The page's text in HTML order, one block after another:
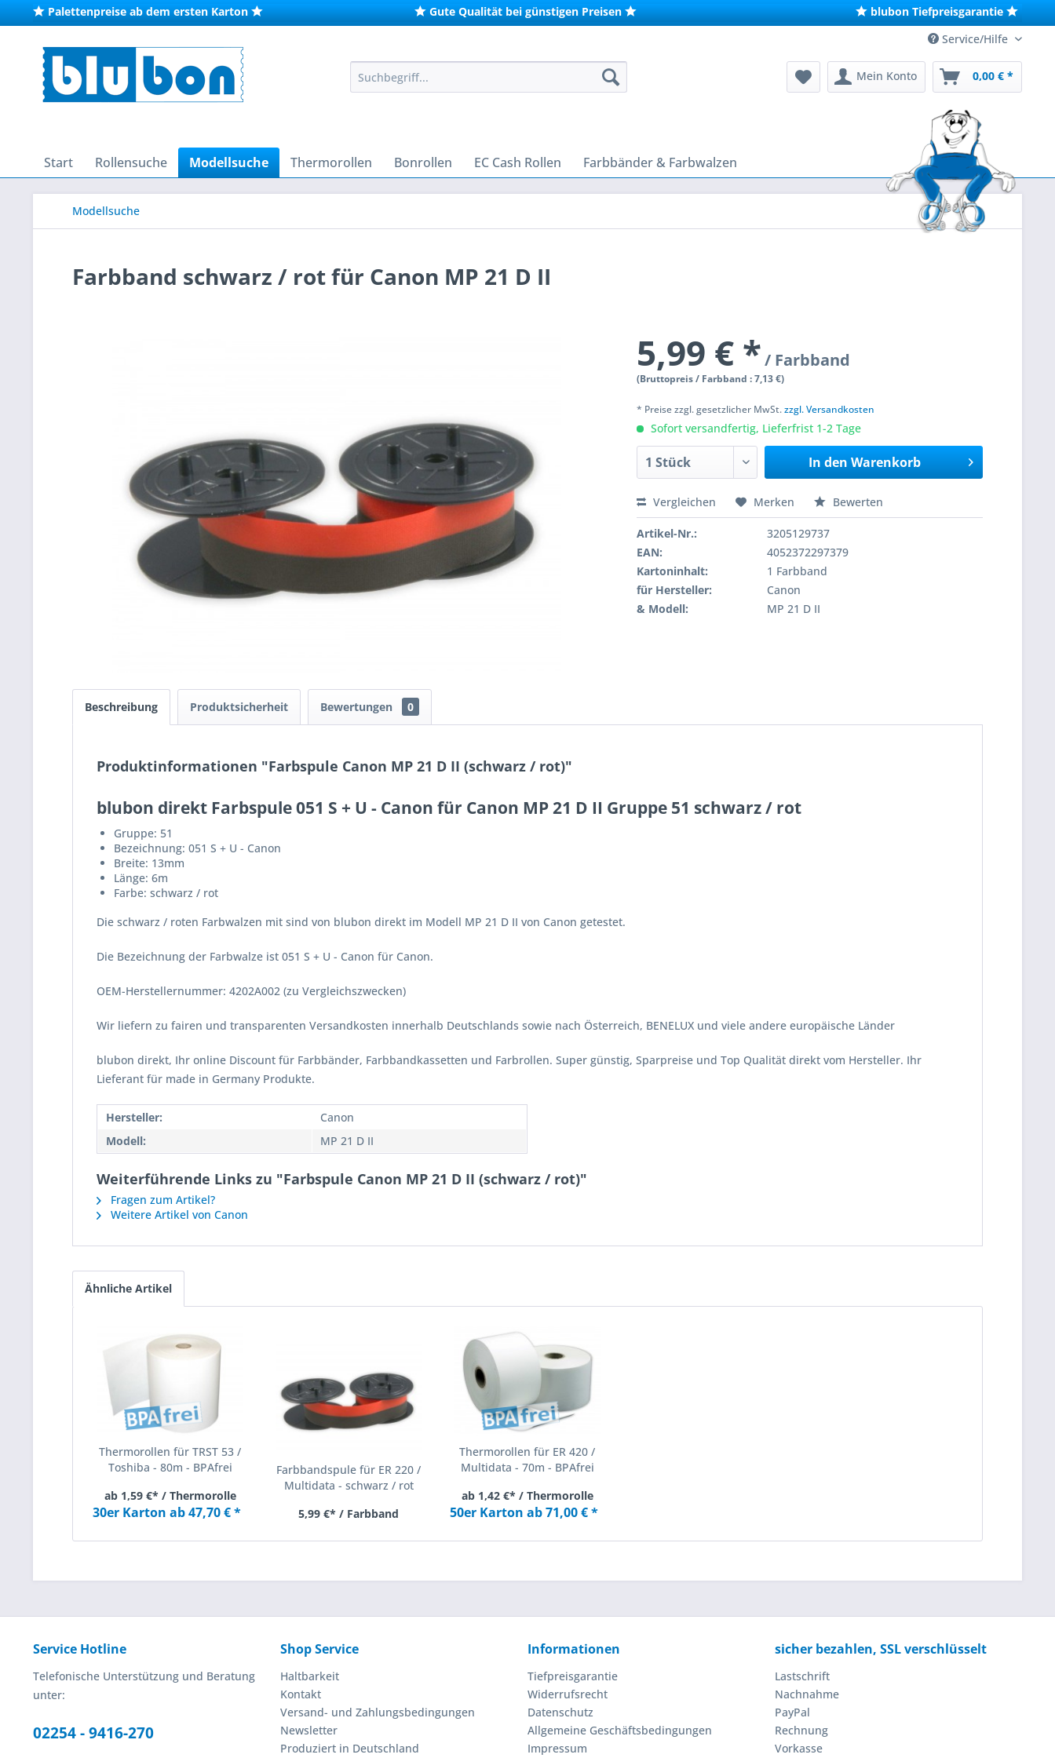
Palettenpreise ab dem ersten Karton Gute Qualität bei günstigen Preisen
blubon Tiefpreisgarantie
Service/Hilfe
Mein Konto 0,00 € *
Start Rollensuche Modellsuche Thermorollen Bonrollen EC Cash Rollen Farbbänder & Farbwalzen
Modellsuche
Farbband schwarz / rot für Canon MP 21 D II
5,99 € */ Farbband
(Bruttopreis / Farbband : 7,13 €)
* Preise zzgl. gesetzlicher MwSt.zzgl. Versandkosten
Sofort versandfertig, Lieferfrist 1-2 Tage
In den Warenkorb
Vergleichen Merken Bewerten
Artikel-Nr.:
3205129737
EAN:
4052372297379
Kartoninhalt:
1 Farbband
für Hersteller:
Canon
& Modell:
MP 21 D II
Beschreibung Produktsicherheit Bewertungen 0
Produktinformationen "Farbspule Canon MP 21 D II (schwarz / rot)"
blubon direkt Farbspule 051 S + U - Canon für Canon MP 21 D II Gruppe 51 schwarz / rot
Gruppe: 51
Bezeichnung: 051 S + U - Canon
Breite: 13mm
Länge: 6m
Farbe: schwarz / rot
Die schwarz / roten Farbwalzen mit sind von blubon direkt im Modell MP 21 D II von Canon getestet.
Die Bezeichnung der Farbwalze ist 051 S + U - Canon für Canon.
OEM-Herstellernummer: 4202A002 (zu Vergleichszwecken)
Wir liefern zu fairen und transparenten Versandkosten innerhalb Deutschlands sowie nach Österreich, BENELUX und viele andere europäische Länder
blubon direkt, Ihr online Discount für Farbbänder, Farbbandkassetten und Farbrollen. Super günstig, Sparpreise und Top Qualität direkt vom Hersteller. Ihr
Lieferant für made in Germany Produkte.
Hersteller:
Canon
Modell:
MP 21 D II
Weiterführende Links zu "Farbspule Canon MP 21 D II (schwarz / rot)"
Fragen zum Artikel?
Weitere Artikel von Canon
Ähnliche Artikel
Thermorollen für TRST 53 /
Toshiba - 80m - BPAfrei
ab 1,59 €* / Thermorolle
30er Karton ab 47,70 € *
Farbbandspule für ER 220 /
Multidata - schwarz / rot
5,99 €* / Farbband
Thermorollen für ER 420 /
Multidata - 70m - BPAfrei
ab 1,42 €* / Thermorolle
50er Karton ab 71,00 € *
Service Hotline
Telefonische Unterstützung und Beratung
unter:
02254 - 9416-270
Shop Service
Haltbarkeit
Kontakt
Versand- und Zahlungsbedingungen
Newsletter
Produziert in Deutschland
Informationen
Tiefpreisgarantie
Widerrufsrecht
Datenschutz
Allgemeine Geschäftsbedingungen
Impressum
sicher bezahlen, SSL verschlüsselt
Lastschrift
Nachnahme
PayPal
Rechnung
Vorkasse